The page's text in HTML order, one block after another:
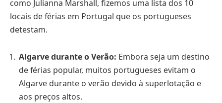
como Julianna Marshall, fizemos uma lista dos 10
locais de férias em Portugal que os portugueses
detestam.
Algarve durante o Verão: Embora seja um destino
de férias popular, muitos portugueses evitam o
Algarve durante o verão devido à superlotação e
aos preços altos.